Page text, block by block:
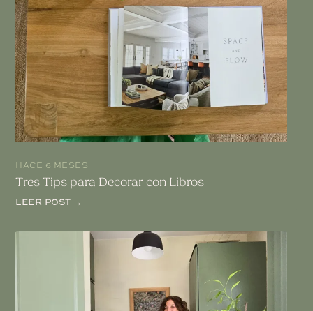
HACE 6 MESES
Tres Tips para Decorar con Libros
LEER POST →